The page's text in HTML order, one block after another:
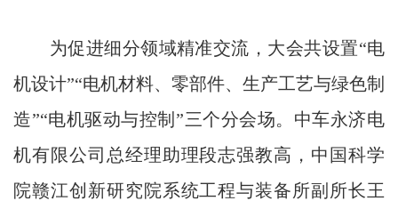
为促进细分领域精准交流，大会共设置“电
机设计”“电机材料、零部件、生产工艺与绿色制
造”“电机驱动与控制”三个分会场。中车永济电
机有限公司总经理助理段志强教高，中国科学
院赣江创新研究院系统工程与装备所副所长王